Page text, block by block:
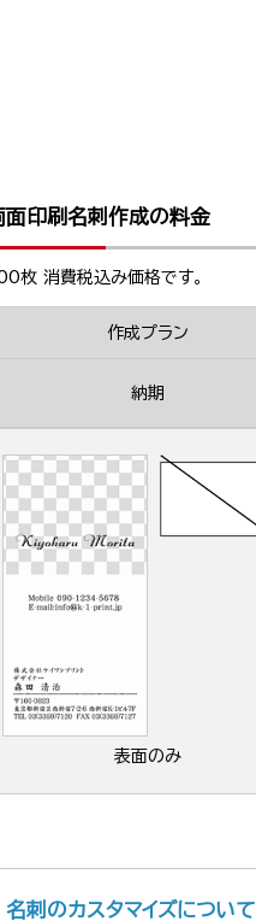
面印刷名刺作成の料金
枚 消費税込み価格です。
作成プラン
納期
表面のみ
名刺のカスタマイズについて